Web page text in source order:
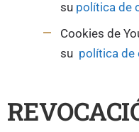
su política de
Cookies de
su política de